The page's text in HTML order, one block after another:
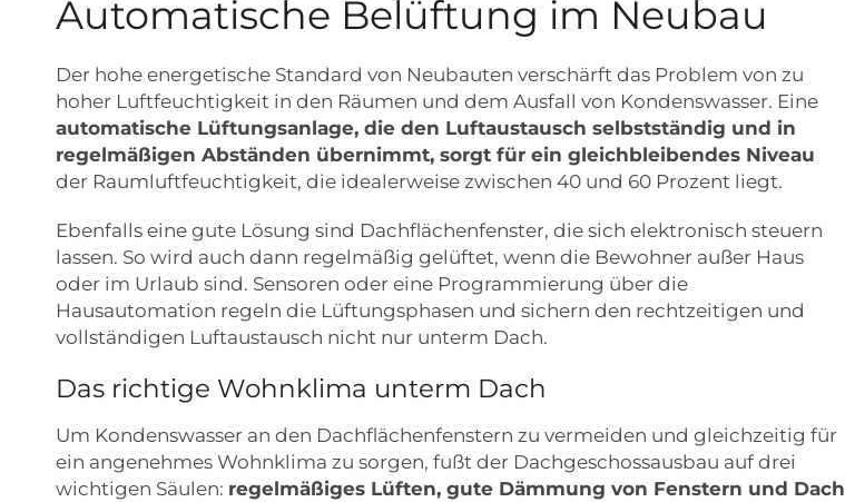
Automatische Belüftung im Neubau
Der hohe energetische Standard von Neubauten verschärft das Problem von zu
hoher Luftfeuchtigkeit in den Räumen und dem Ausfall von Kondenswasser. Eine
automatische Lüftungsanlage, die den Luftaustausch selbstständig und in
regelmäßigen Abständen übernimmt, sorgt für ein gleichbleibendes Niveau
der Raumluftfeuchtigkeit, die idealerweise zwischen 40 und 60 Prozent liegt.
Ebenfalls eine gute Lösung sind Dachflächenfenster, die sich elektronisch steuern
lassen. So wird auch dann regelmäßig gelüftet, wenn die Bewohner außer Haus
oder im Urlaub sind. Sensoren oder eine Programmierung über die
Hausautomation regeln die Lüftungsphasen und sichern den rechtzeitigen und
vollständigen Luftaustausch nicht nur unterm Dach.
Das richtige Wohnklima unterm Dach
Um Kondenswasser an den Dachflächenfenstern zu vermeiden und gleichzeitig für
ein angenehmes Wohnklima zu sorgen, fußt der Dachgeschossausbau auf drei
wichtigen Säulen: regelmäßiges Lüften, gute Dämmung von Fenstern und Dach